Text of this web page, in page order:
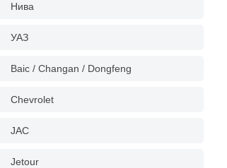
Нива
УАЗ
Baic / Changan / Dongfeng
Chevrolet
JAC
Jetour